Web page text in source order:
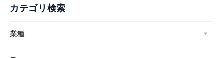
カテゴリ検索
業種